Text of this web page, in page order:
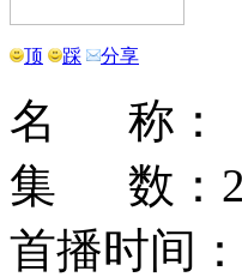
顶 踩 分享
名 称：
集 数：2
首播时间